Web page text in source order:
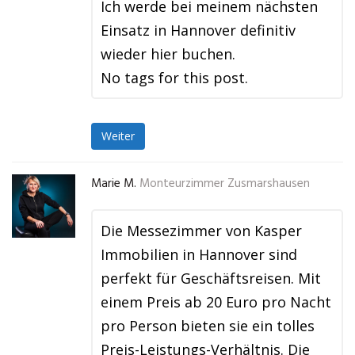
Ich werde bei meinem nächsten
Einsatz in Hannover definitiv
wieder hier buchen.
No tags for this post.
Weiter
Marie M. Monteurzimmer Zusmarshausen
Die Messezimmer von Kasper
Immobilien in Hannover sind
perfekt für Geschäftsreisen. Mit
einem Preis ab 20 Euro pro Nacht
pro Person bieten sie ein tolles
Preis-Leistungs-Verhältnis. Die